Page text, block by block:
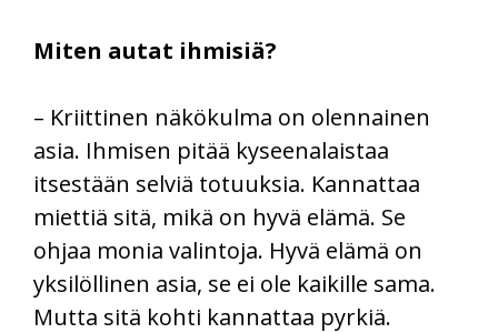
Miten autat ihmisiä?
– Kriittinen näkökulma on olennainen
asia. Ihmisen pitää kyseenalaistaa
itsestään selviä totuuksia. Kannattaa
miettiä sitä, mikä on hyvä elämä. Se
ohjaa monia valintoja. Hyvä elämä on
yksilöllinen asia, se ei ole kaikille sama.
Mutta sitä kohti kannattaa pyrkiä.